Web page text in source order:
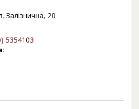
Залізнична, 20
5354103